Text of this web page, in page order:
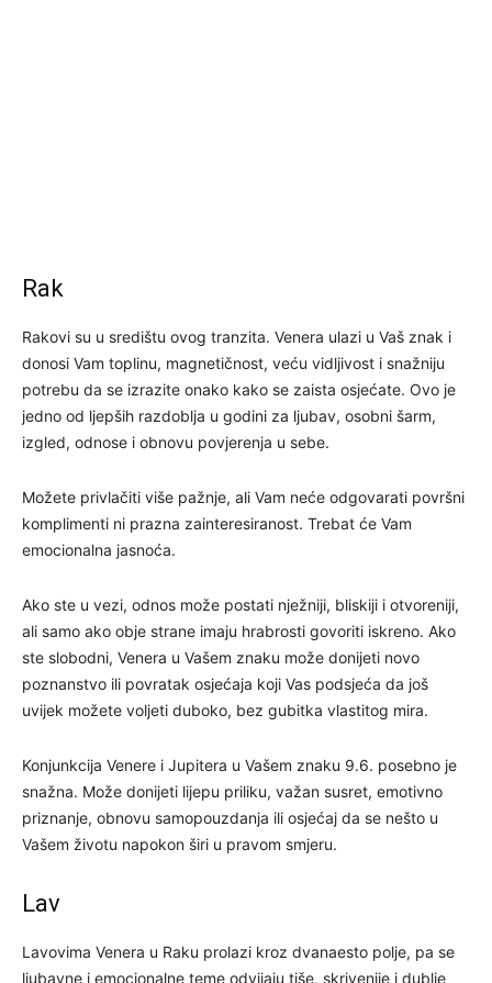
Rak
Rakovi su u središtu ovog tranzita. Venera ulazi u Vaš znak i
donosi Vam toplinu, magnetičnost, veću vidljivost i snažniju
potrebu da se izrazite onako kako se zaista osjećate. Ovo je
jedno od ljepših razdoblja u godini za ljubav, osobni šarm,
izgled, odnose i obnovu povjerenja u sebe.
Možete privlačiti više pažnje, ali Vam neće odgovarati površni
komplimenti ni prazna zainteresiranost. Trebat će Vam
emocionalna jasnoća.
Ako ste u vezi, odnos može postati nježniji, bliskiji i otvoreniji,
ali samo ako obje strane imaju hrabrosti govoriti iskreno. Ako
ste slobodni, Venera u Vašem znaku može donijeti novo
poznanstvo ili povratak osjećaja koji Vas podsjeća da još
uvijek možete voljeti duboko, bez gubitka vlastitog mira.
Konjunkcija Venere i Jupitera u Vašem znaku 9.6. posebno je
snažna. Može donijeti lijepu priliku, važan susret, emotivno
priznanje, obnovu samopouzdanja ili osjećaj da se nešto u
Vašem životu napokon širi u pravom smjeru.
Lav
Lavovima Venera u Raku prolazi kroz dvanaesto polje, pa se
ljubavne i emocionalne teme odvijaju tiše, skrivenije i dublje